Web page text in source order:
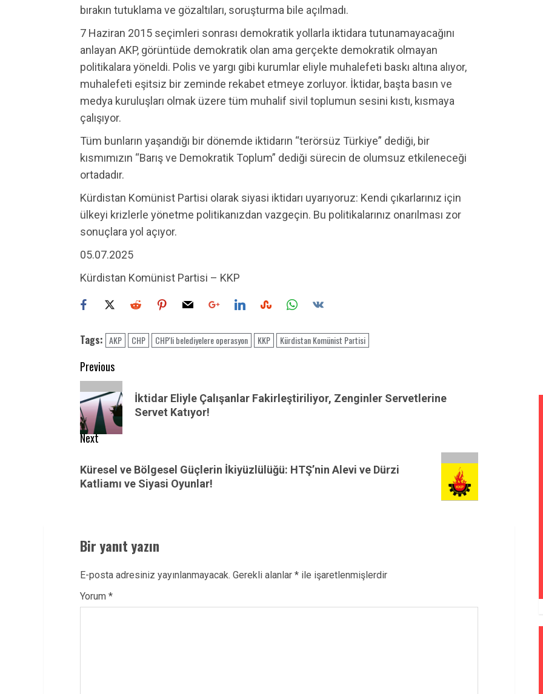
bırakın tutuklama ve gözaltıları, soruşturma bile açılmadı.
7 Haziran 2015 seçimleri sonrası demokratik yollarla iktidara tutunamayacağını
anlayan AKP, görüntüde demokratik olan ama gerçekte demokratik olmayan
politikalara yöneldi. Polis ve yargı gibi kurumlar eliyle muhalefeti baskı altına alıyor,
muhalefeti eşitsiz bir zeminde rekabet etmeye zorluyor. İktidar, başta basın ve
medya kuruluşları olmak üzere tüm muhalif sivil toplumun sesini kıstı, kısmaya
çalışıyor.
Tüm bunların yaşandığı bir dönemde iktidarın “terörsüz Türkiye” dediği, bir
kısmımızın “Barış ve Demokratik Toplum” dediği sürecin de olumsuz etkileneceği
ortadadır.
Kürdistan Komünist Partisi olarak siyasi iktidarı uyarıyoruz: Kendi çıkarlarınız için
ülkeyi krizlerle yönetme politikanızdan vazgeçin. Bu politikalarınız onarılması zor
sonuçlara yol açıyor.
05.07.2025
Kürdistan Komünist Partisi – KKP
Tags: AKP CHP CHP'li belediyelere operasyon KKP Kürdistan Komünist Partisi
Post
navigation
Previous
Previous
post:
İktidar Eliyle Çalışanlar Fakirleştiriliyor, Zenginler Servetlerine
Servet Katıyor!
Next
post:
Küresel ve Bölgesel Güçlerin İkiyüzlülüğü: HTŞ’nin Alevi ve Dürzi
Katliamı ve Siyasi Oyunlar!
Bir yanıt yazın
E-posta adresiniz yayınlanmayacak. Gerekli alanlar * ile işaretlenmişlerdir
Yorum *